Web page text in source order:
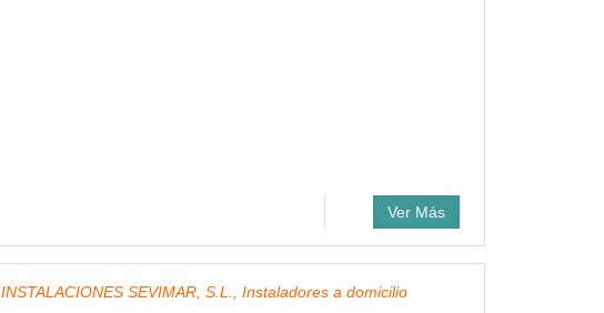
Ver Más
INSTALACIONES SEVIMAR, S.L., Instaladores a domicilio